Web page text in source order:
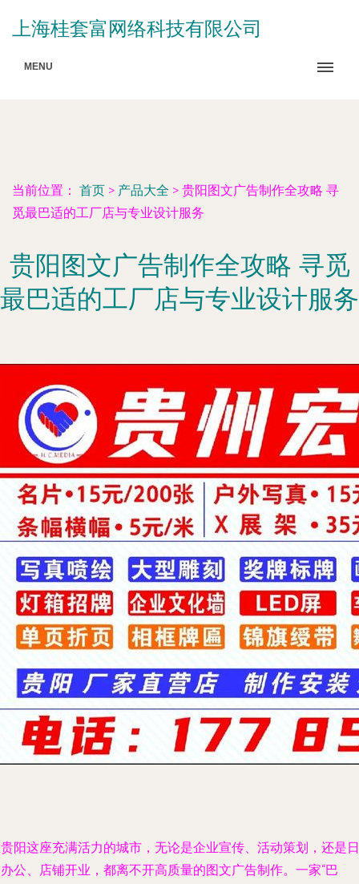
上海桂套富网络科技有限公司
MENU
当前位置： 首页 > 产品大全 > 贵阳图文广告制作全攻略 寻
觅最巴适的工厂店与专业设计服务
贵阳图文广告制作全攻略 寻觅
最巴适的工厂店与专业设计服务
阳这座充满活力的城市，无论是企业宣传、活动策划，还是日
公、店铺开业，都离不开高质量的图文广告制作。一家“巴